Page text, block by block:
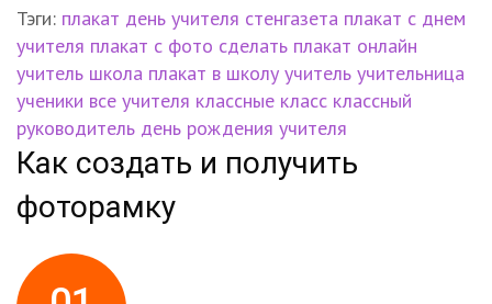
Тэги: плакат день учителя стенгазета плакат с днем
учителя плакат с фото сделать плакат онлайн
учитель школа плакат в школу учитель учительница
ученики все учителя классные класс классный
руководитель день рождения учителя
Как создать и получить
фоторамку